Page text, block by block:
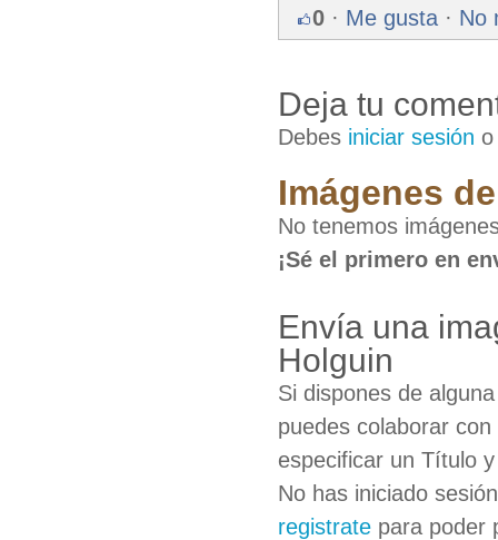
0 · Me gusta · No
Deja tu
Debes iniciar sesión
Imágenes
No tenemos
¡Sé el primero en
Envía una
Holguin
Si dispones de
puedes colaborar
especificar un Título
No has iniciado
registrate para poder